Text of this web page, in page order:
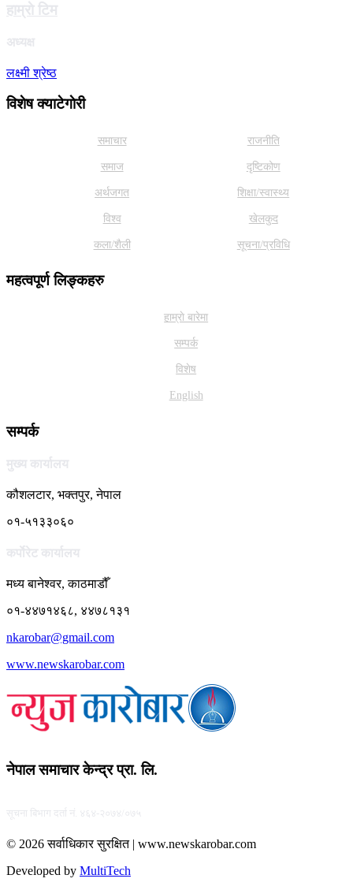
हाम्राे टिम
अध्यक्ष
लक्ष्मी श्रेष्ठ
विशेष क्याटेगाेरी
समाचार राजनीति
समाज दृष्टिकोण
अर्थजगत शिक्षा/स्वास्थ्य
विश्व खेलकुद
कला/शैली सूचना/प्रविधि
महत्वपूर्ण लिङ्कहरु
हाम्राे बारेमा
सम्पर्क
विशेष
English
सम्पर्क
मुख्य कार्यालय
कौशलटार, भक्तपुर, नेपाल
०१-५१३३०६०
कर्पाेरेट कार्यालय
मध्य बानेश्वर, काठमाडौँ
०१-४४७१४६८, ४४७८१३१
nkarobar@gmail.com
www.newskarobar.com
नेपाल समाचार केन्द्र प्रा. लि.
सूचना बिभाग दर्ता नं. ४६४-२०७४/०७५
© 2026 सर्वाधिकार सुरक्षित | www.newskarobar.com
Developed by MultiTech